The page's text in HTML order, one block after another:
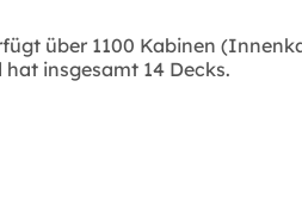
über 1100 Kabinen
insgesamt 14 Decks.